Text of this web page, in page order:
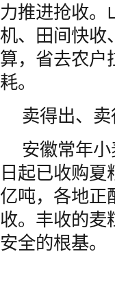
力推进抢收。
机、田间快收
算，省去农户
耗。
卖得出、卖
安徽常年
日起已收购夏
亿吨，各地正
收。丰收的麦
安全的根基。